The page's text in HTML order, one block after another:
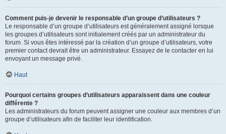
Comment puis-je devenir le responsable d’un groupe d’utilisateurs ?
Le responsable d’un groupe d’utilisateurs est généralement assigné lorsque
les groupes d’utilisateurs sont initialement créés par un administrateur du
forum. Si vous êtes intéressé par la création d’un groupe d’utilisateurs, votre
premier contact devrait être un administrateur. Essayez de le contacter en lui
envoyant un message privé.
Haut
Pourquoi certains groupes d’utilisateurs apparaissent dans une couleur
différente ?
Les administrateurs du forum peuvent assigner une couleur aux membres d’un
groupe d’utilisateurs afin de faciliter leur identification.